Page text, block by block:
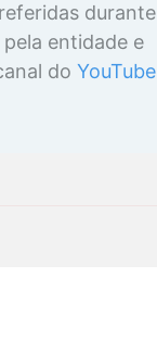
durante
entidade e
do YouTube